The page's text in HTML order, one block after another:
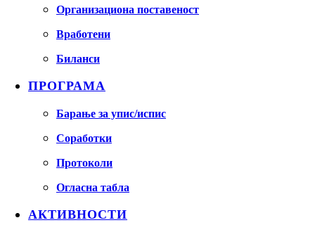
Организациона поставеност
Вработени
Биланси
ПРОГРАМА
Барање за упис/испис
Соработки
Протоколи
Огласна табла
АКТИВНОСТИ